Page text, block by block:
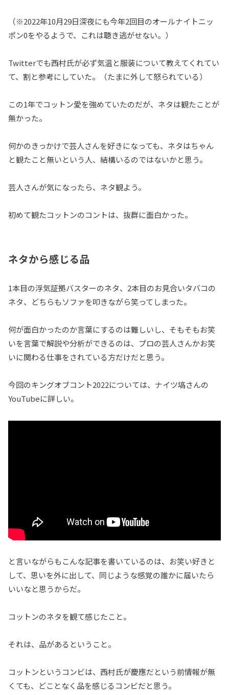
（※2022年10月29日深夜にも今年2回目のオールナイトニッ
ポン0をやるようで、これは聴き逃がせない。）
Twitterでも西村氏が必ず気温と服装について教えてくれてい
て、割と参考にしていた。（たまに外して怒られている）
この1年でコットン愛を強めていたのだが、ネタは観たことが
無かった。
何かのきっかけで芸人さんを好きになっても、ネタはちゃん
と観たこと無いという人、結構いるのではないかと思う。
芸人さんが気になったら、ネタ観よう。
初めて観たコットンのコントは、抜群に面白かった。
ネタから感じる品
1本目の浮気証拠バスターのネタ、2本目のお見合いタバコの
ネタ、どちらもソファを叩きながら笑ってしまった。
何が面白かったのか言葉にするのは難しいし、そもそもお笑
いを言葉で解説や分析ができるのは、プロの芸人さんかお笑
いに関わる仕事をされている方だけだと思う。
今回のキングオブコント2022については、ナイツ塙さんの
YouTubeに詳しい。
と言いながらもこんな記事を書いているのは、お笑い好きと
して、思いを外に出して、同じような感覚の誰かに届いたら
いいなと思うからだ。
コットンのネタを観て感じたこと。
それは、品があるということ。
コットンというコンビは、西村氏が慶應だという前情報が無
くても、どことなく品を感じるコンビだと思う。